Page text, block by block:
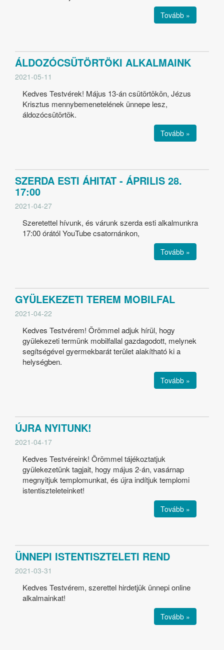
Tovább »
ÁLDOZÓCSÜTÖRTÖKI ALKALMAINK
2021-05-11
Kedves Testvérek! Május 13-án csütörtökön, Jézus
Krisztus mennybemenetelének ünnepe lesz,
áldozócsütörtök.
Tovább »
SZERDA ESTI ÁHITAT - ÁPRILIS 28.
17:00
2021-04-27
Szeretettel hívunk, és várunk szerda esti alkalmunkra
17:00 órától YouTube csatornánkon,
Tovább »
GYÜLEKEZETI TEREM MOBILFAL
2021-04-22
Kedves Testvérem! Örömmel adjuk hírül, hogy
gyülekezeti termünk mobilfallal gazdagodott, melynek
segítségével gyermekbarát terület alakítható ki a
helységben.
Tovább »
ÚJRA NYITUNK!
2021-04-17
Kedves Testvéreink! Örömmel tájékoztatjuk
gyülekezetünk tagjait, hogy május 2-án, vasárnap
megnyitjuk templomunkat, és újra indítjuk templomi
istentiszteleteinket!
Tovább »
ÜNNEPI ISTENTISZTELETI REND
2021-03-31
Kedves Testvérem, szerettel hirdetjük ünnepi online
alkalmainkat!
Tovább »